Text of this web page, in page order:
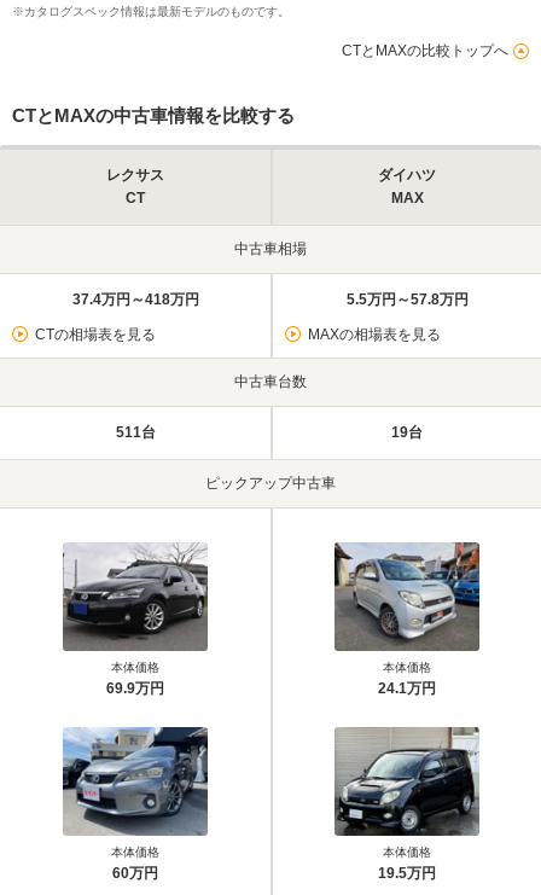
※カタログスペック情報は最新モデルのものです。
CTとMAXの比較トップへ
CTとMAXの中古車情報を比較する
レクサス
CT
ダイハツ
MAX
中古車相場
37.4万円～418万円
CTの相場表を見る
5.5万円～57.8万円
MAXの相場表を見る
中古車台数
511台 19台
ピックアップ中古車
本体価格
69.9万円
本体価格
60万円
本体価格
24.1万円
本体価格
19.5万円